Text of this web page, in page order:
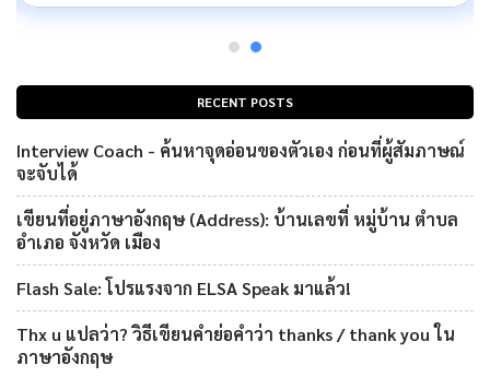
RECENT POSTS
Interview Coach - ค้นหาจุดอ่อนของตัวเอง ก่อนที่ผู้สัมภาษณ์
จะจับได้
เขียนที่อยู่ภาษาอังกฤษ (Address): บ้านเลขที่ หมู่บ้าน ตำบล
อำเภอ จังหวัด เมือง
Flash Sale: โปรแรงจาก ELSA Speak มาแล้ว!
Thx u แปลว่า? วิธีเขียนคำย่อคำว่า thanks / thank you ใน
ภาษาอังกฤษ